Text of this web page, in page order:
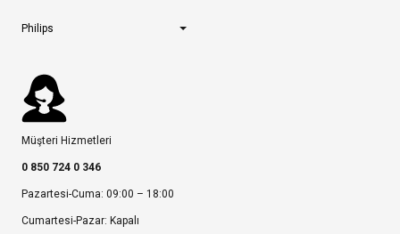
Philips
Müşteri Hizmetleri
0 850 724 0 346
Pazartesi-Cuma: 09:00 – 18:00
Cumartesi-Pazar: Kapalı